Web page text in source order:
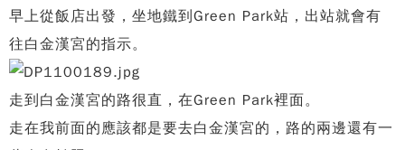
早上從飯店出發，坐地鐵到Green Park站，出站就會有
往白金漢宮的指示。
走到白金漢宮的路很直，在Green Park裡面。
走在我前面的應該都是要去白金漢宮的，路的兩邊還有一